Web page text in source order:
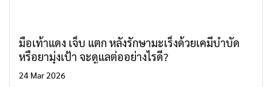
มือเท้าแดง เจ็บ แตก หลังรักษามะเร็งด้วยเคมีบำบัด
หรือยามุ่งเป้า จะดูแลต่ออย่างไรดี?
24 Mar 2026